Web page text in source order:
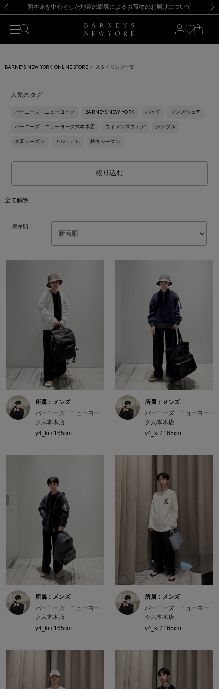
新規登録のお客様も対象！＜MY BARNEYS＞会員のお客様は11,000円（税込）以上のお買上げで常時送料無料！お買い物の際は会員登録を！
【夏季休業に伴う返品・交換承り一時停止のお知らせ】（2026.8.5）
熊本県を中心とした地震の影響によるお荷物のお届けについて
【開催中】SUMMER SALEのご案内・ご注意事項 新規登録のお客様も対象！＜MY BARNEYS＞会員のお客様は11,000円（税込）以上のお買上げで常時送料無料！お買い物の際は会員登録を！
【夏季休業に伴う返品・交換承り一時停止のお知らせ】（2026.8.5）
BARNEYS NEW YORK ONLINE STORE スタイリング一覧
人気のタグ
バーニーズ ニューヨーク BARNEYS NEW YORK バッグ メンズウェア
バーニーズ ニューヨーク六本木店 ウィメンズウェア シンプル
春夏シーズン カジュアル 秋冬シーズン
絞り込む
全て解除
表示順
所属：メンズ
バーニーズ ニューヨー
ク六本木店
y4_ki / 165cm
所属：メンズ
バーニーズ ニューヨー
ク六本木店
y4_ki / 165cm
所属：メンズ
バーニーズ ニューヨー
ク六本木店
y4_ki / 165cm
所属：メンズ
バーニーズ ニューヨー
ク六本木店
y4_ki / 165cm